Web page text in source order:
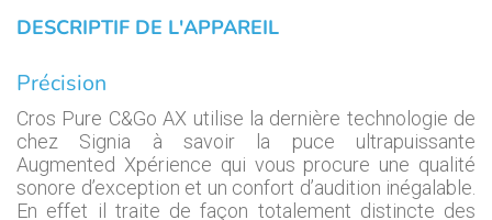
DESCRIPTIF DE L'APPAREIL
Précision
Cros Pure C&Go AX utilise la dernière technologie de
chez Signia à savoir la puce ultrapuissante
Augmented Xpérience qui vous procure une qualité
sonore d’exception et un confort d’audition inégalable.
En effet il traite de façon totalement distincte des